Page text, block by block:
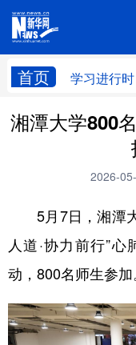
首页 学习进行时
学习进行时
科技
文化
法律 中
湘潭大学800
2026-
5月7日，湘潭大
人道·协力前行”
动，800名师生参加